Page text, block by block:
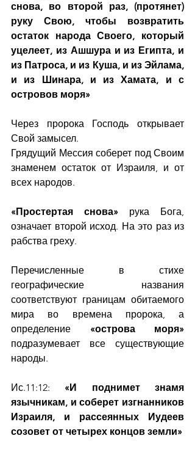
снова, во второй раз, (протянет)
руку Свою, чтобы возвратить
остаток народа Своего, который
уцелеет, из Ашшура и из Египта, и
из Патроса, и из Куша, и из Эйлама,
и из Шинара, и из Хамата, и с
островов моря»
Через пророка Господь открывает
Свой замысел.
Грядущий Мессия соберет под Своим
знаменем остаток от Израиля, и от
всех народов.
«Простертая снова» рука Бога,
означает второй исход. На это раз из
рабства греху.
Перечисленные в стихе
географические названия
соответствуют границам обитаемого
мира во времена пророка, а
определение «острова моря»
подразумевает все существующие
народы.
Ис.11:12: «И поднимет знамя
язычникам, и соберет изгнанников
Израиля, и рассеянных Иудеев
созовет от четырех концов земли»